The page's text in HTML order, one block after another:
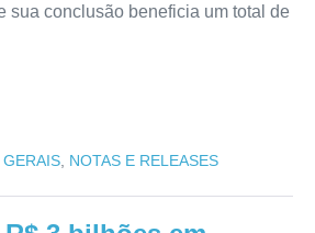
sua conclusão beneficia um total de
, NOTAS E RELEASES